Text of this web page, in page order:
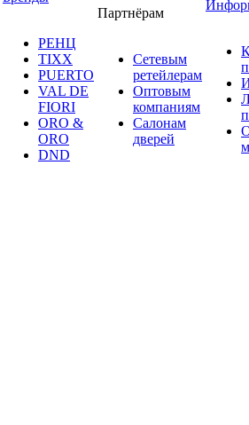
РЕНЦ
TIXX
PUERTO
VAL DE
FIORI
ORO &
ORO
DND
Партнёрам
Сетевым
ретейлерам
Оптовым
компаниям
Салонам
дверей